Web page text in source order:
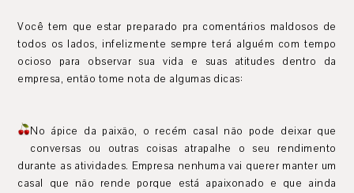
Você tem que estar preparado pra comentários maldosos de
todos os lados, infelizmente sempre terá alguém com tempo
ocioso para observar sua vida e suas atitudes dentro da
empresa, então tome nota de algumas dicas:
No ápice da paixão, o recém casal não pode deixar que
conversas ou outras coisas atrapalhe o seu rendimento
durante as atividades. Empresa nenhuma vai querer manter um
casal que não rende porque está apaixonado e que ainda